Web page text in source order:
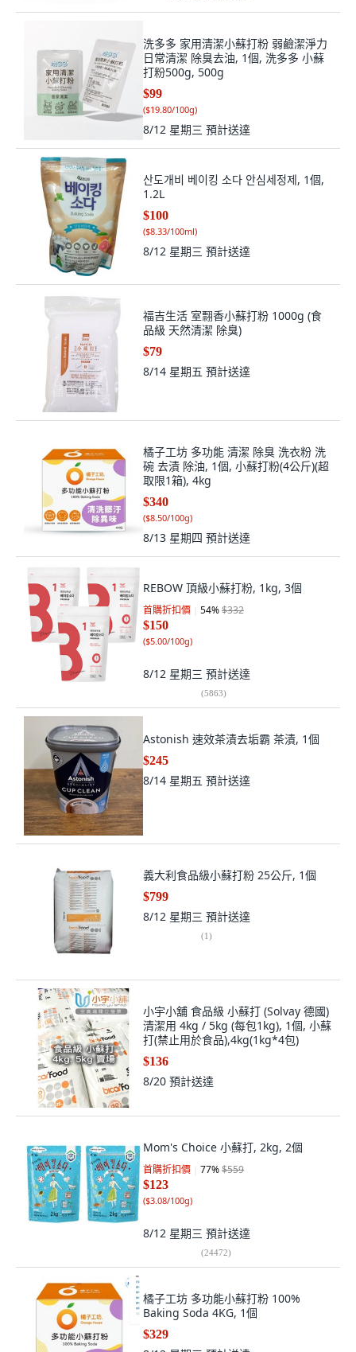
洗多多 家用清潔小蘇打粉 弱鹼潔淨力
日常清潔 除臭去油, 1個, 洗多多 小蘇
打粉500g, 500g
$99
($19.80/100g)
8/12 星期三 預計送達
산도개비 베이킹 소다 안심세정제, 1個,
1.2L
$100
($8.33/100ml)
8/12 星期三 預計送達
福吉生活 室翲香小蘇打粉 1000g (食
品級 天然清潔 除臭)
$79
8/14 星期五 預計送達
橘子工坊 多功能 清潔 除臭 洗衣粉 洗
碗 去漬 除油, 1個, 小蘇打粉(4公斤)(超
取限1箱), 4kg
$340
($8.50/100g)
8/13 星期四 預計送達
REBOW 頂級小蘇打粉, 1kg, 3個
首購折扣價 54%$332
$150
($5.00/100g)
8/12 星期三 預計送達
(5863)
Astonish 速效茶漬去垢霸 茶漬, 1個
$245
8/14 星期五 預計送達
義大利食品級小蘇打粉 25公斤, 1個
$799
8/12 星期三 預計送達
(1)
小宇小舖 食品級 小蘇打 (Solvay 德國)
清潔用 4kg / 5kg (每包1kg), 1個, 小蘇
打(禁止用於食品),4kg(1kg*4包)
$136
8/20 預計送達
Mom's Choice 小蘇打, 2kg, 2個
首購折扣價 77%$559
$123
($3.08/100g)
8/12 星期三 預計送達
(24472)
橘子工坊 多功能小蘇打粉 100%
Baking Soda 4KG, 1個
$329